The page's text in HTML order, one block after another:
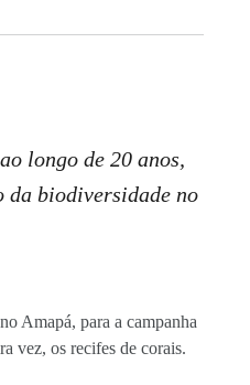
longo de 20 anos,
da biodiversidade no
Amapá, para a campanha
vez, os recifes de corais.